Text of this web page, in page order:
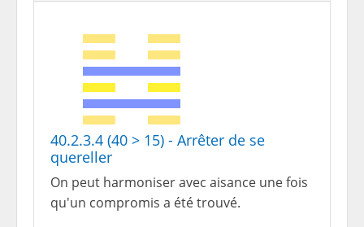
40.2.3.4 (40 > 15) - Arrêter de se
quereller
On peut harmoniser avec aisance une fois
qu'un compromis a été trouvé.